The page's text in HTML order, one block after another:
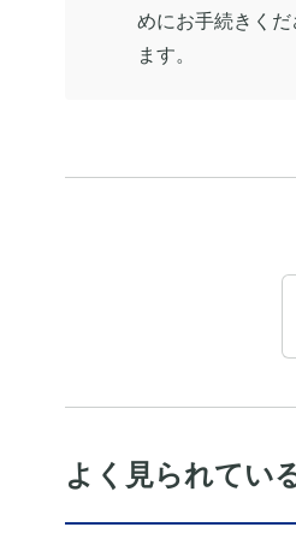
めにお手続きく
ます。
よく見られてい